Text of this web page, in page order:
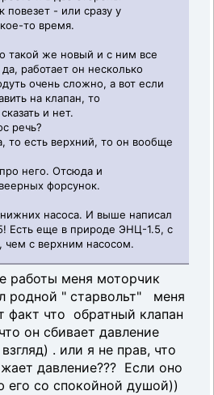
повезет - или сразу у
то время.
такой же новый и с ним все
работает он несколько
очень сложно, а вот если
на клапан, то
и нет.
речь?
то есть верхний, то он вообще
него. Отсюда и
форсунок.
насоса. И выше написал
Есть еще в природе ЭНЦ-1.5, с
с верхним насосом.
работы меня моторчик
родной " старвольт" меня
факт что обратный клапан
он сбивает давление
. или я не прав, что
давление??? Если оно
его со спокойной душой))